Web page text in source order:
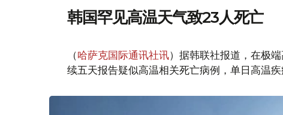
韩国罕见高温天气致23人死亡
（哈萨克国际通讯社讯）据韩联社报道，在极
续五天报告疑似高温相关死亡病例，单日高温